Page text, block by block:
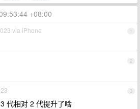
+08:00
1
via iPhone
2
3
代相对 2 代提升了啥